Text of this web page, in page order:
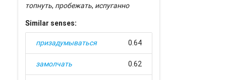
топнуть, пробежать, испуганно
Similar senses:
призадумываться 0.64
замолчать 0.62